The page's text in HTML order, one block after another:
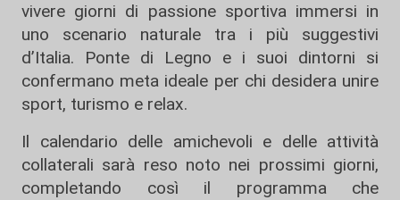
vivere giorni di passione sportiva immersi in
uno scenario naturale tra i più suggestivi
d’Italia. Ponte di Legno e i suoi dintorni si
confermano meta ideale per chi desidera unire
sport, turismo e relax.
Il calendario delle amichevoli e delle attività
collaterali sarà reso noto nei prossimi giorni,
completando così il programma che